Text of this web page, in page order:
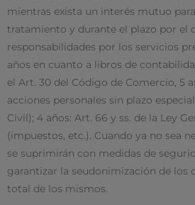
mientras exista un interés mutuo
tratamiento y durante el plazo por el
responsabilidades por los servicios
años en cuanto a libros de
el Art. 30 del Código de Comercio, 5
acciones personales sin plazo
Civil); 4 años: Art. 66 y ss. de la Ley
(impuestos, etc.). Cuando ya no sea
se suprimirán con medidas de
garantizar la seudonimización de los
total de los mismos.